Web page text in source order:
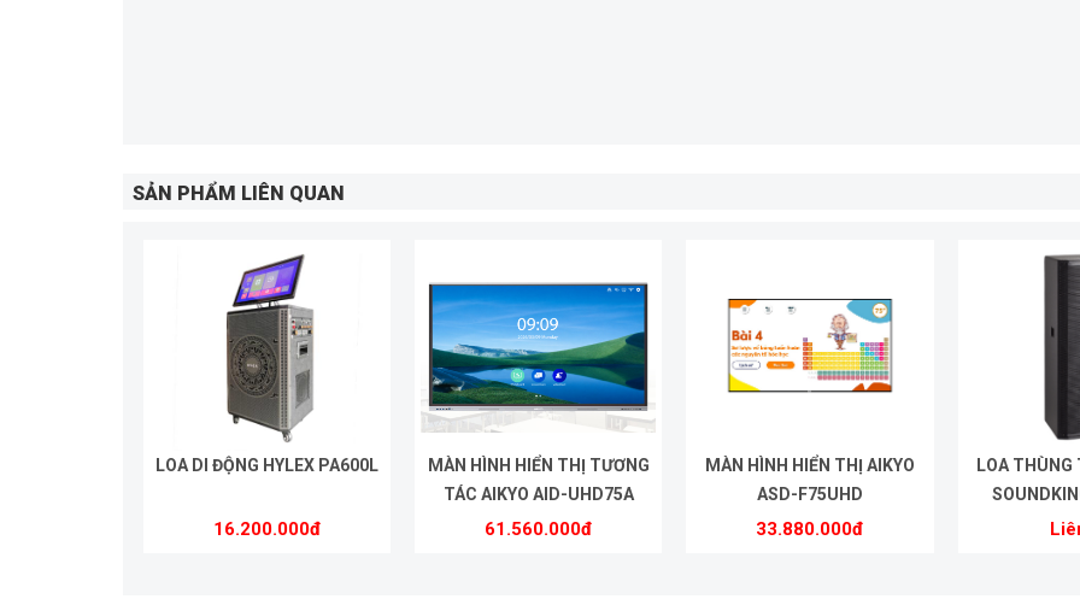
SẢN PHẨM LIÊN QUAN
LOA DI ĐỘNG HYLEX PA600L
16.200.000đ
MÀN HÌNH HIỂN THỊ TƯƠNG
TÁC AIKYO AID-UHD75A
61.560.000đ
MÀN HÌNH HIỂN THỊ AIKYO
ASD-F75UHD
33.880.000đ
LOA THÙNG